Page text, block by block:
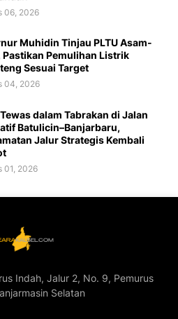
06, 2026
Muhidin Tinjau PLTU Asam-
Pastikan Pemulihan Listrik
Sesuai Target
04, 2026
dalam Tabrakan di Jalan
Batulicin–Banjarbaru,
Jalur Strategis Kembali
01, 2026
Indah, Jalur 2, No. 9, Pemurus
Selatan